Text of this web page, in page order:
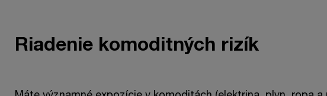
Riadenie komoditných rizík